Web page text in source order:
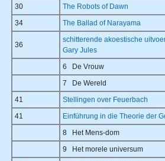
30
The Robots of Dawn
34
The Ballad of Narayama
36
schitterende akoestische
Gary Jules
6 De Vrouw
7 De Wereld
41
Stellingen over Feuerbach
41
Einführung in die Theorie der
8 Het Mens-dom
9 Het morele universum